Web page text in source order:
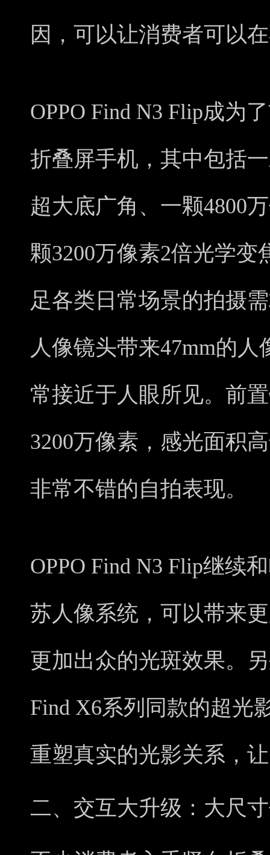
因，可以让消费者可以
OPPO Find N3 Flip成为
折叠屏手机，其中包括
超大底广角、一颗4800
颗3200万像素2倍光学
足各类日常场景的拍摄
人像镜头带来47mm的
常接近于人眼所见。前
3200万像素，感光面积
非常不错的自拍表现。
OPPO Find N3 Flip继续
苏人像系统，可以带来
更加出众的光斑效果。
Find X6系列同款的超光
重塑真实的光影关系，
二、交互大升级：大尺